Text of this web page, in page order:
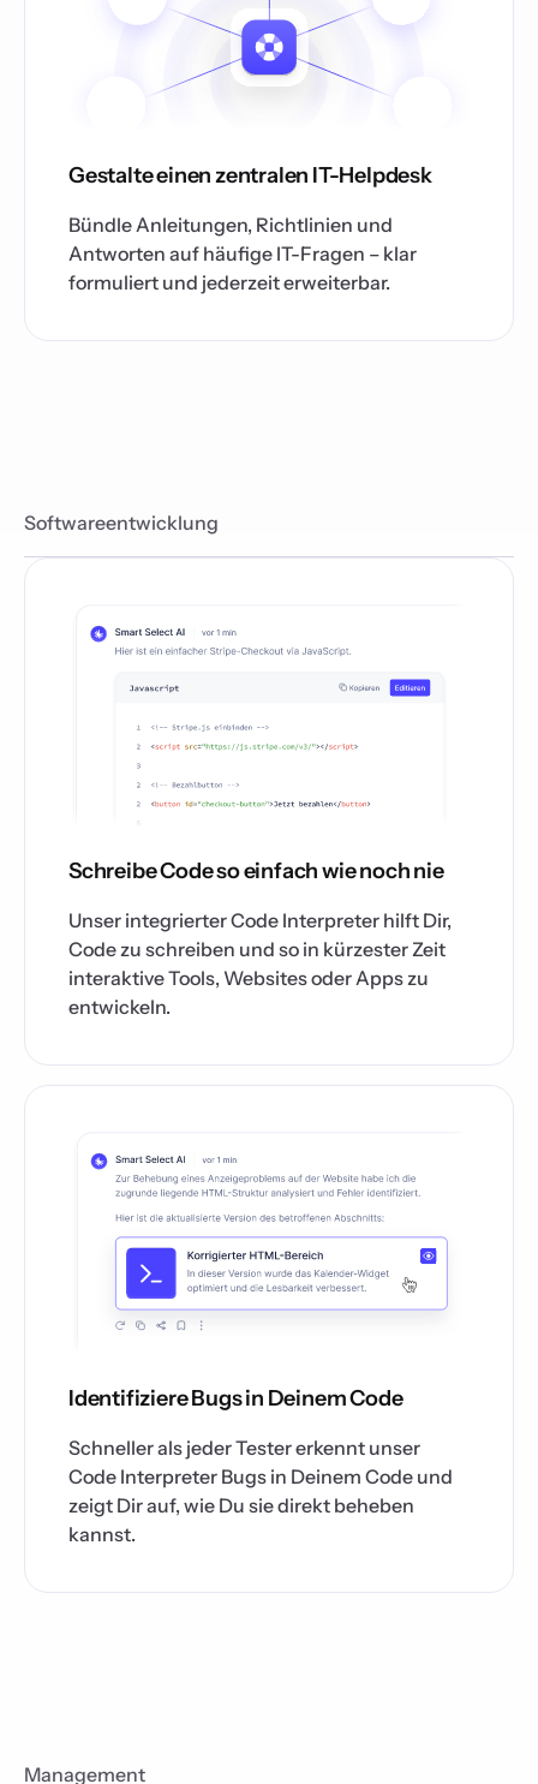
Gestalte einen zentralen IT-Helpdesk
Bündle Anleitungen, Richtlinien und
Antworten auf häufige IT-Fragen – klar
formuliert und jederzeit erweiterbar.
Softwareentwicklung
Schreibe Code so einfach wie noch nie
Unser integrierter Code Interpreter hilft Dir,
Code zu schreiben und so in kürzester Zeit
interaktive Tools, Websites oder Apps zu
entwickeln.
Identifiziere Bugs in Deinem Code
Schneller als jeder Tester erkennt unser
Code Interpreter Bugs in Deinem Code und
zeigt Dir auf, wie Du sie direkt beheben
kannst.
Management